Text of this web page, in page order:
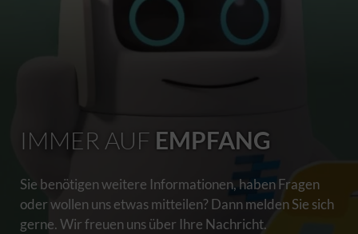
IMMER AUF EMPFANG
Sie benötigen weitere Informationen, haben Fragen
oder wollen uns etwas mitteilen? Dann melden Sie sich
gerne. Wir freuen uns über Ihre Nachricht.